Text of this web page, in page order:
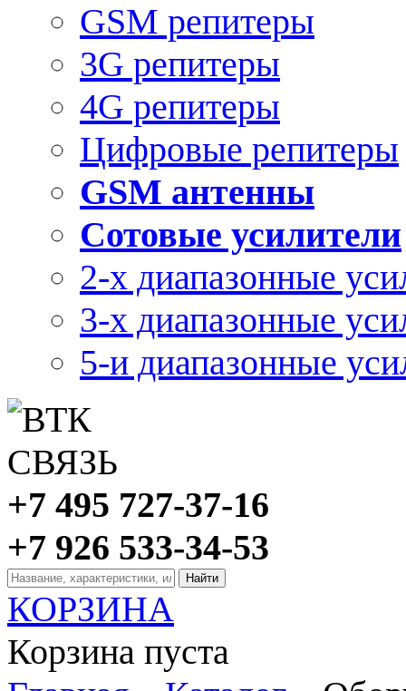
GSM репитеры
3G репитеры
4G репитеры
Цифровые репитеры
GSM антенны
Сотовые усилители
2-х диапазонные
3-х диапазонные
5-и диапазонные
+7 495 727-37-16
+7 926 533-34-53
КОРЗИНА
Корзина пуста